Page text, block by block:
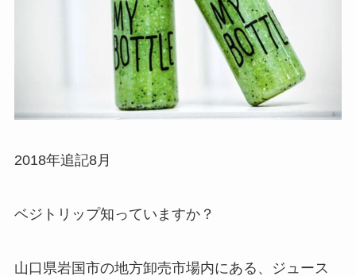
2018年追記8月
ベジトリップ知っていますか？
山口県岩国市の地方卸売市場内にある、ジュース